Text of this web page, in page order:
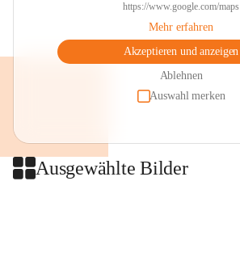
https://www.google.com/maps
Mehr erfahren
Akzeptieren und anzeigen
Ablehnen
Auswahl merken
Ausgewählte Bilder